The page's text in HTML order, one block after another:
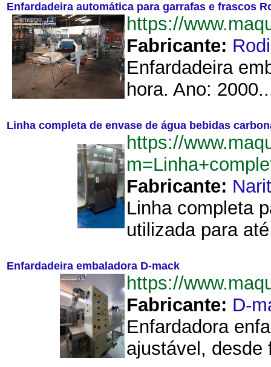
Enfardadeira automática para garrafas e frascos
https://
Fabricante:
Enfardadeira
hora. Ano:
Linha completa de envase de água bebidas
https://
Fabricante:
Linha completa
utilizada para
Enfardadeira embaladora D-mack
https://
Fabricante: D-
Enfardadora
ajustável, desde